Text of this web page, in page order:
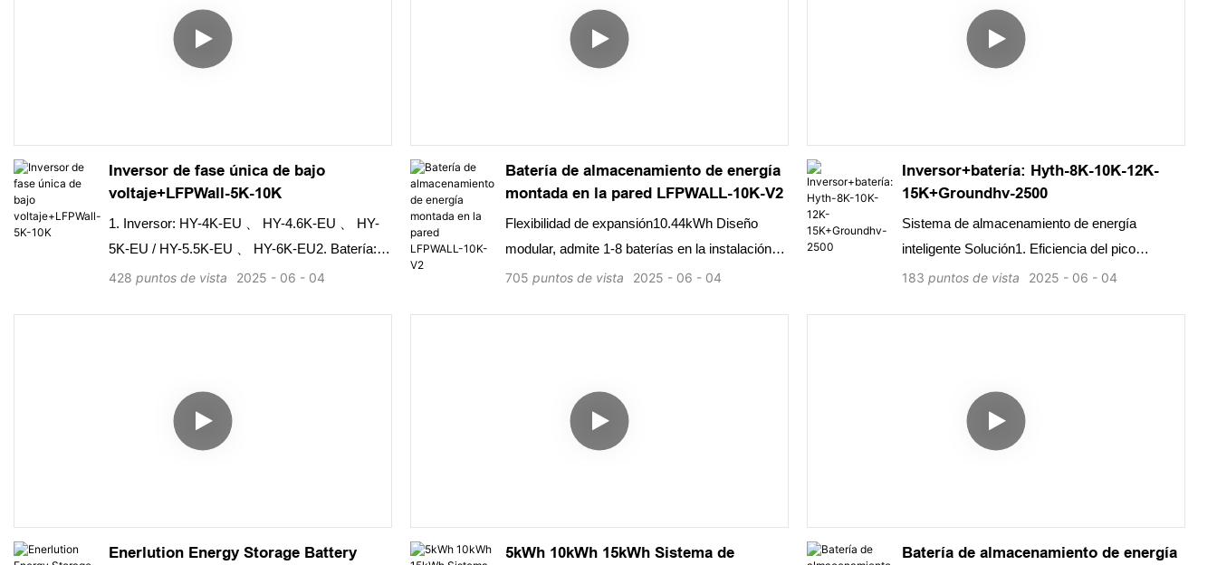
Seguro &amp; Célula de fosfato de hierro de litio
confiable (LFP) solamente. BMS, el kit de
fusibles y aerosol están integrados en el
IP65 Clase de protección Compatibilidad
perfecta compatible con la mayoría de los
inversores de alto voltaje en el mercado
Energía más utilizable 90% de descarga de
descarga, más de 6000 ciclos (0.5c, 25 ° C)
Inversor de fase única de bajo
voltaje+LFPWall-5K-10K
1. Inversor: HY-4K-EU 、 HY-4.6K-EU 、 HY-
5K-EU / HY-5.5K-EU 、 HY-6K-EU2. Batería:
LFPWALL-5K / LFPWALL-10K-V2
2025 06 04
428 puntos de vista
Batería de almacenamiento de energía
montada en la pared LFPWALL-10K-V2
Flexibilidad de expansión10.44kWh Diseño
modular, admite 1-8 baterías en la instalación
paralela montada en la pared o montada en el
temperatura más amplio: -20 ° C ~+55 ° C.
Clase de protección IP65 Compatibilidad
perfecta compatible con la mayoría de los
（0.5C, 25 ℃）
2025 06 04
705 puntos de vista
Inversor+batería: Hyth-8K-10K-12K-
15K+Groundhv-2500
Sistema de almacenamiento de energía
inteligente Solución1. Eficiencia del pico
98.2%2.Max.DC Overload3. Alluminum Aley
2025 06 04
183 puntos de vista
Enerlution Energy Storage Battery
5kWh 10kWh 15kWh Sistema de
Batería de almacenamiento de energía